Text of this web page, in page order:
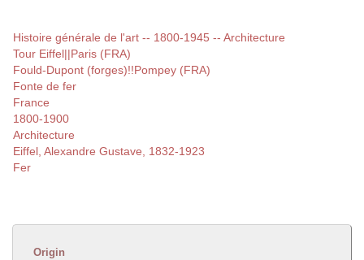
Histoire générale de l'art -- 1800-1945 -- Architecture
Tour Eiffel||Paris (FRA)
Fould-Dupont (forges)!!Pompey (FRA)
Fonte de fer
France
1800-1900
Architecture
Eiffel, Alexandre Gustave, 1832-1923
Fer
Origin